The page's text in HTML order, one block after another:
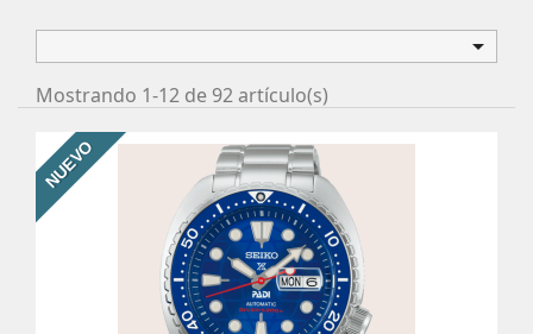

Mostrando 1-12 de 92 artículo(s)
NUEVO